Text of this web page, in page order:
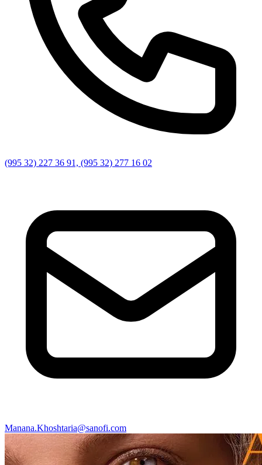
(995 32) 227 36 91, (995 32) 277 16 02
Manana.Khoshtaria@sanofi.com